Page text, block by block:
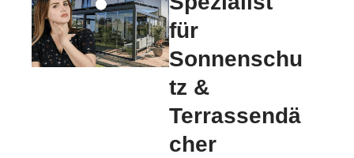
für
Sonnenschu
tz &
Terrassendä
cher